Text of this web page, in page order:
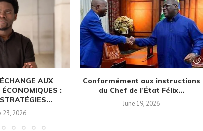
AUX
ÉCONOMIQUES :
23, 2026
Conformément aux instructions
du Chef de l’État Félix...
June 19, 2026